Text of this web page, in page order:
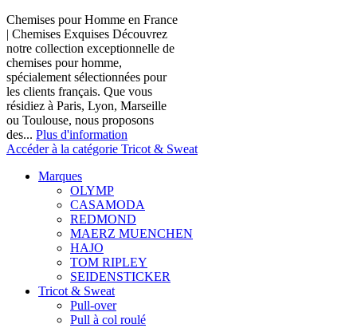
Chemises pour Homme en France
| Chemises Exquises Découvrez
notre collection exceptionnelle de
chemises pour homme,
spécialement sélectionnées pour
les clients français. Que vous
résidiez à Paris, Lyon, Marseille
ou Toulouse, nous proposons
des... Plus d'information
Accéder à la catégorie Tricot & Sweat
Marques
OLYMP
CASAMODA
REDMOND
MAERZ MUENCHEN
HAJO
TOM RIPLEY
SEIDENSTICKER
Tricot & Sweat
Pull-over
Pull à col roulé